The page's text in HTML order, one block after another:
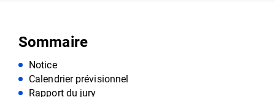
Sommaire
Notice
Calendrier prévisionnel
Rapport du jury